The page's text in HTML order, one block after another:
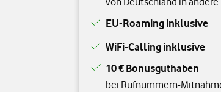
EU-Roaming inklusive
WiFi-Calling inklusive
10 € Bonusguthaben
bei Rufnummern-